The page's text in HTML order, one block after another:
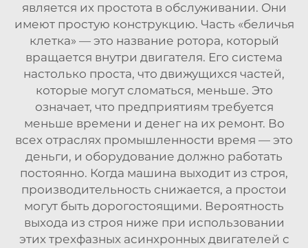
является их простота в обслуживании. Они
имеют простую конструкцию. Часть «беличья
клетка» — это название ротора, который
вращается внутри двигателя. Его система
настолько проста, что движущихся частей,
которые могут сломаться, меньше. Это
означает, что предприятиям требуется
меньше времени и денег на их ремонт. Во
всех отраслях промышленности время — это
деньги, и оборудование должно работать
постоянно. Когда машина выходит из строя,
производительность снижается, а простои
могут быть дорогостоящими. Вероятность
выхода из строя ниже при использовании
этих трехфазных асинхронных двигателей с